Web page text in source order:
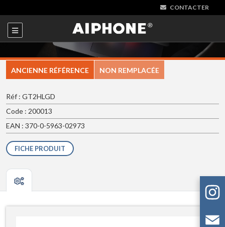
CONTACTER
ANCIENNE RÉFÉRENCE NON REMPLACÉE
Réf : GT2HLGD
Code : 200013
EAN : 370-0-5963-02973
FICHE PRODUIT